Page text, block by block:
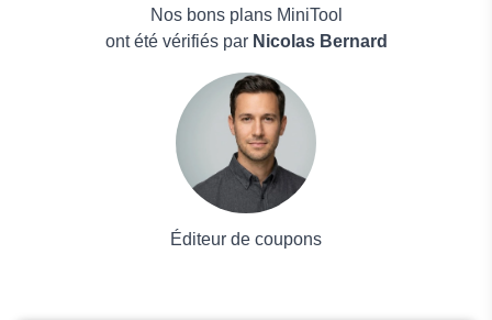
Maison & Jardin
Boissons
Nos bons plans MiniTool
ont été vérifiés par Nicolas Bernard
Éditeur de coupons